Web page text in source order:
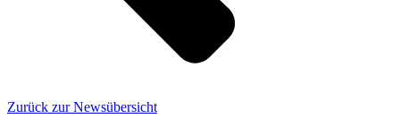
Zurück zur Newsübersicht